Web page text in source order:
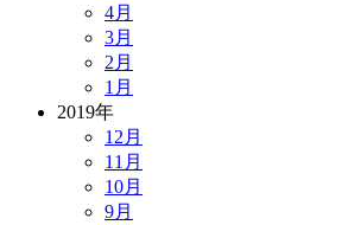
4月
3月
2月
1月
2019年
12月
11月
10月
9月